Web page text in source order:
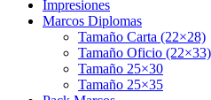
Impresiones
Marcos Diplomas
Tamaño Carta (22×28)
Tamaño Oficio (22×33)
Tamaño 25×30
Tamaño 25×35